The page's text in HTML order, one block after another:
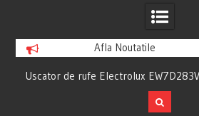
Afla Noutatile
Uscator de rufe Electrolux
Review si Pareri utile